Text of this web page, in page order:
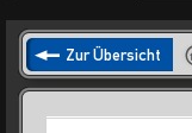
Zur Übersicht